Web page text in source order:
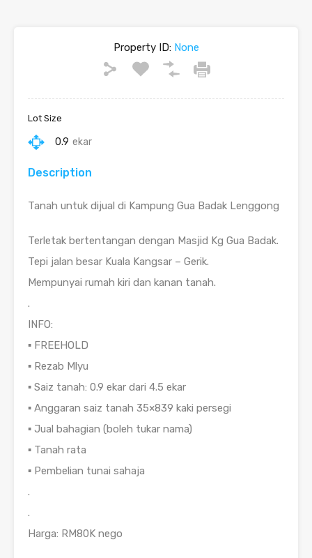
Property ID:None
Lot Size
0.9 ekar
Description
Tanah untuk dijual di Kampung Gua Badak Lenggong
Terletak bertentangan dengan Masjid Kg Gua Badak.
Tepi jalan besar Kuala Kangsar – Gerik.
Mempunyai rumah kiri dan kanan tanah.
.
INFO:
▪️ FREEHOLD
▪️ Rezab Mlyu
▪️ Saiz tanah: 0.9 ekar dari 4.5 ekar
▪️ Anggaran saiz tanah 35×839 kaki persegi
▪️ Jual bahagian (boleh tukar nama)
▪️ Tanah rata
▪️ Pembelian tunai sahaja
.
.
Harga: RM80K nego